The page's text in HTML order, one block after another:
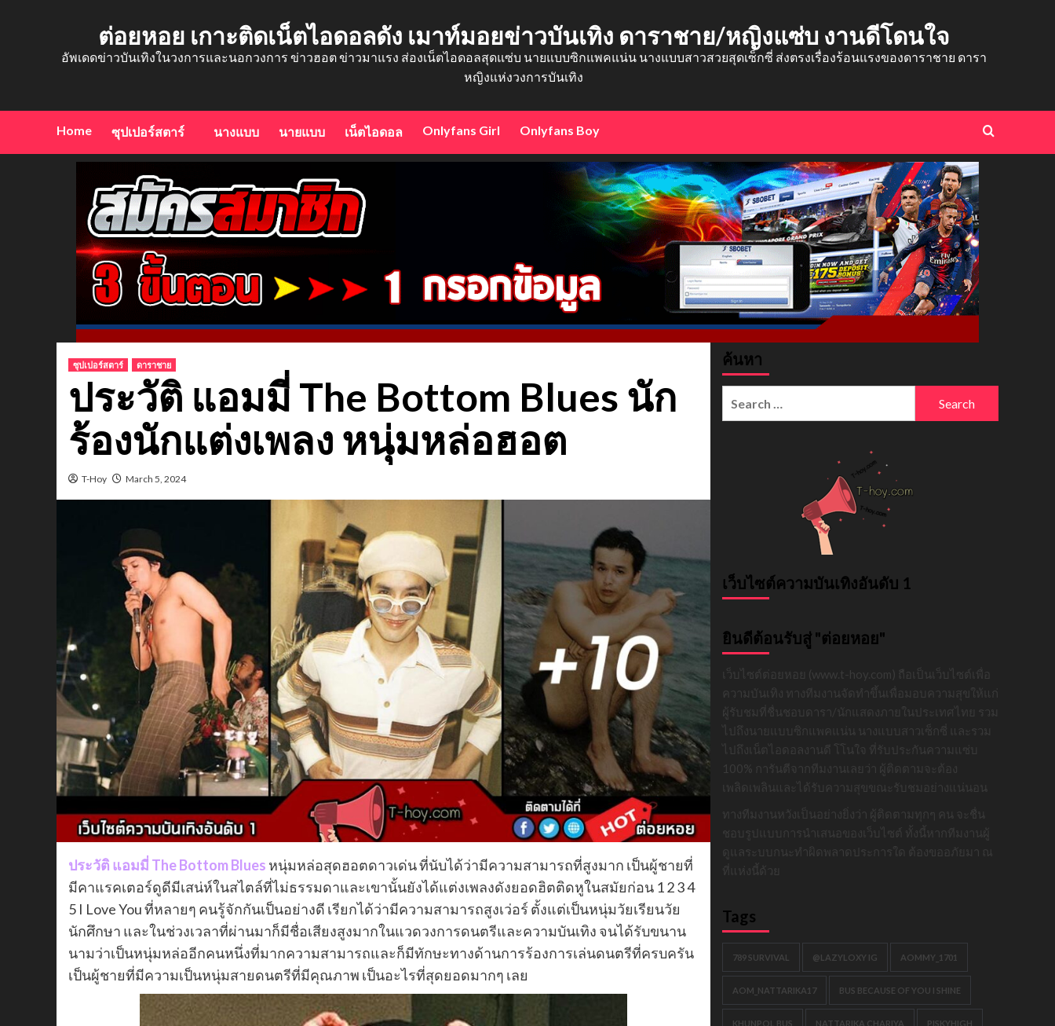
ต่อยหอย เกาะติดเน็ตไอดอลดัง เมาท์มอยข่าวบันเทิง ดาราชาย/หญิงแซ่บ งานดีโดนใจ
อัพเดดข่าวบันเทิงในวงการและนอกวงการ ข่าวฮอต ข่าวมาแรง ส่องเน็ตไอดอลสุดแซ่บ นายแบบซิกแพคแน่น นางแบบสาวสวยสุดเซ็กซี่ ส่งตรงเรื่องร้อนแรงของดาราชาย ดารา
หญิงแห่งวงการบันเทิง
Home ซุปเปอร์สตาร์ นางแบบ นายแบบ เน็ตไอดอล Onlyfans Girl Onlyfans Boy
ซุปเปอร์สตาร์ ดาราชาย
ประวัติ แอมมี่ The Bottom Blues นัก
ร้องนักแต่งเพลง หนุ่มหล่อฮอต
T-Hoy March 5, 2024
ประวัติ แอมมี่ The Bottom Blues หนุ่มหล่อสุดฮอตดาวเด่น ที่นับได้ว่ามีความสามารถที่สูงมาก เป็นผู้ชายที่
มีคาแรคเตอร์ดูดีมีเสน่ห์ในสไตล์ที่ไม่ธรรมดาและเขานั้นยังได้แต่งเพลงดังยอดฮิตติดหูในสมัยก่อน 1 2 3 4
5 I Love You ที่หลายๆ คนรู้จักกันเป็นอย่างดี เรียกได้ว่ามีความสามารถสูงเว่อร์ ตั้งแต่เป็นหนุ่มวัยเรียนวัย
นักศึกษา และในช่วงเวลาที่ผ่านมาก็มีชื่อเสียงสูงมากในแวดวงการดนตรีและความบันเทิง จนได้รับขนาน
นามว่าเป็นหนุ่มหล่ออีกคนหนึ่งที่มากความสามารถและก็มีทักษะทางด้านการร้องการเล่นดนตรีที่ครบครัน
เป็นผู้ชายที่มีความเป็นหนุ่มสายดนตรีที่มีคุณภาพ เป็นอะไรที่สุดยอดมากๆ เลย
ค้นหา
เว็บไซต์ความบันเทิงอันดับ 1
ยินดีต้อนรับสู่ "ต่อยหอย"
เว็บไซต์ต่อยหอย (www.t-hoy.com) ถือเป็นเว็บไซต์เพื่อ
ความบันเทิง ทางทีมงานจัดทำขึ้นเพื่อมอบความสุขให้แก่
ผู้รับชมที่ชื่นชอบดารา/นักแสดงภายในประเทศไทย รวม
ไปถึงนายแบบซิกแพคแน่น นางแบบสาวเซ็กซี่ และรวม
ไปถึงเน็ตไอดอลงานดี โโนใจ ที่รับประกันความแซ่บ
100% การันตีจากทีมงานเลยว่า ผู้ติดตามจะต้อง
เพลิดเพลินและได้รับความสุขขณะรับชมอย่างแน่นอน
ทางทีมงานหวังเป็นอย่างยิ่งว่า ผู้ติดตามทุกๆ คน จะชื่น
ชอบรูปแบบการนำเสนอของเว็บไซต์ ทั้งนี้หากทีมงานผู้
ดูแลระบบกนะทำผิดพลาดประการใด ต้องขออภัยมา ณ
ที่แห่งนี้ด้วย
Tags
789 SURVIVAL @LAZYLOXY IG AOMMY_1701
AOM_NATTARIKA17 BUS BECAUSE OF YOU I SHINE
KHUNPOL BUS NATTARIKA CHARIYA PISKYHIGH